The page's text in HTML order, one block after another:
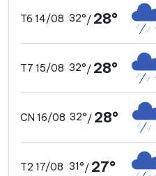
T6 14/08 32°/ 28°
T7 15/08 32°/ 28°
CN 16/08 32°/ 28°
T2 17/08 31°/ 27°